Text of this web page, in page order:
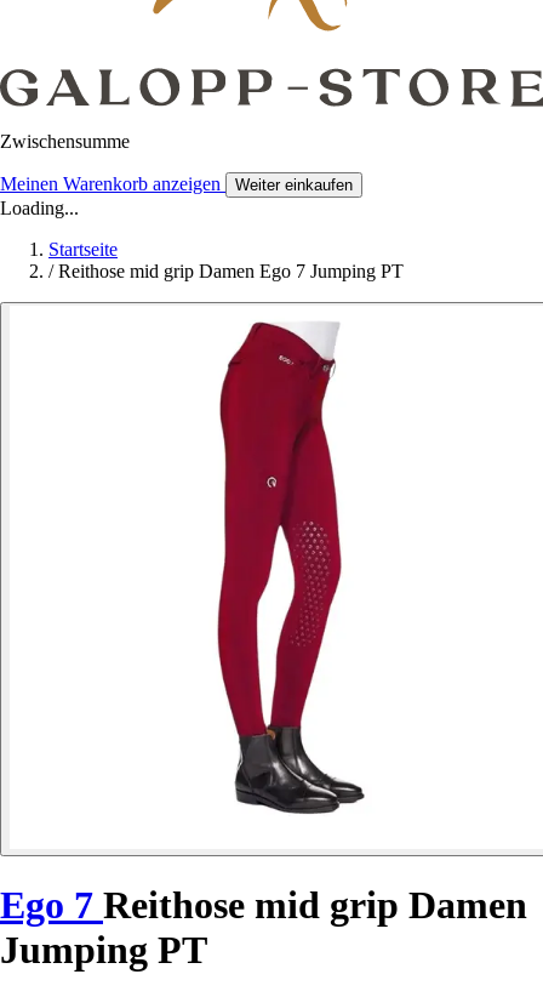
Zwischensumme
Meinen Warenkorb anzeigen Weiter einkaufen
Loading...
Startseite
/ Reithose mid grip Damen Ego 7 Jumping PT
Ego 7 Reithose mid grip Damen
Jumping PT